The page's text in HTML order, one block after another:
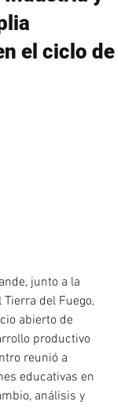
el ciclo de
junto a la
Tierra del Fuego,
abierto de
productivo
reunió a
educativas en
análisis y